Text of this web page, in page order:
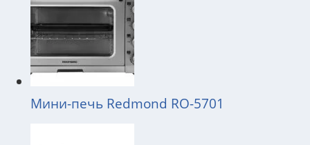
Мини-печь Redmond RO-5701